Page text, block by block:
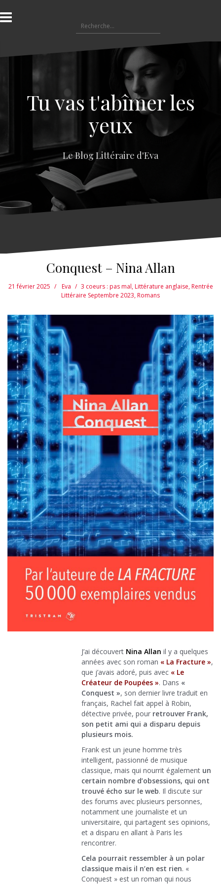
l
a
e
e
Tu vas t'abîmer les
yeux
Le Blog Littéraire d'Eva
Conquest – Nina Allan
21 février 2025 Eva 3 coeurs : pas mal,Littérature anglaise,Rentrée
Littéraire Septembre 2023,Romans
J’ai découvert Nina Allan il y a quelques
années avec son roman « La Fracture »,
que j’avais adoré, puis avec « Le
Créateur de Poupées ». Dans «
Conquest », son dernier livre traduit en
français, Rachel fait appel à Robin,
détective privée, pour retrouver Frank,
son petit ami qui a disparu depuis
plusieurs mois.
Frank est un jeune homme très
intelligent, passionné de musique
classique, mais qui nourrit également un
certain nombre d’obsessions, qui ont
trouvé écho sur le web. Il discute sur
des forums avec plusieurs personnes,
notamment une journaliste et un
universitaire, qui partagent ses opinions,
et a disparu en allant à Paris les
rencontrer.
Cela pourrait ressembler à un polar
classique mais il n’en est rien. «
Conquest » est un roman qui nous